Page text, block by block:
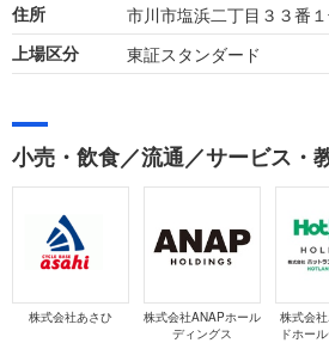
住所 市川市塩浜二丁目３３番
上場区分 東証スタンダード
小売・飲食／流通／サービス・
株式会社あさひ
株式会社ANAPホール
ディングス
株式会
ドホー